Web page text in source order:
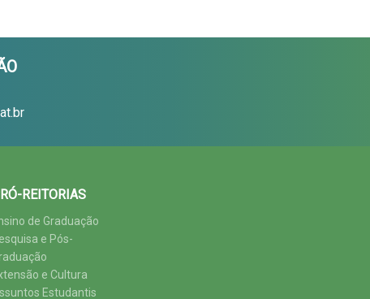
REITORIAS
de Graduação
e Pós-
e Cultura
Estudantis